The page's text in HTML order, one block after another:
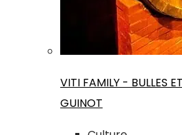
VITI FAMILY - BULLES
GUINOT